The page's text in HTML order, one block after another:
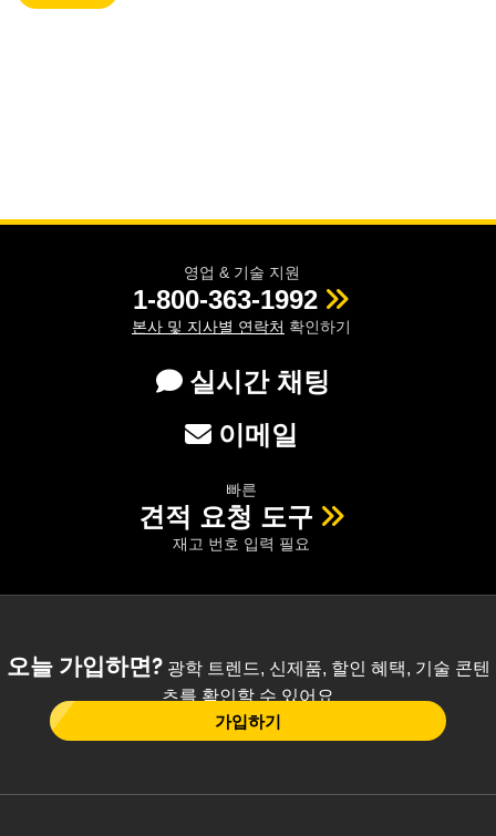
영업 & 기술 지원
1-800-363-1992
본사 및 지사별 연락처 확인하기
실시간 채팅
이메일
빠른
견적 요청 도구
재고 번호 입력 필요
오늘 가입하면?광학 트렌드, 신제품, 할인 혜택, 기술 콘텐
츠를 확인할 수 있어요
가입하기